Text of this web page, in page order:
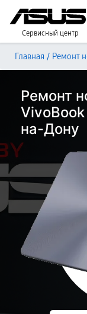
Сервисный центр
Главная / Ремонт
Ремонт
на-Дону